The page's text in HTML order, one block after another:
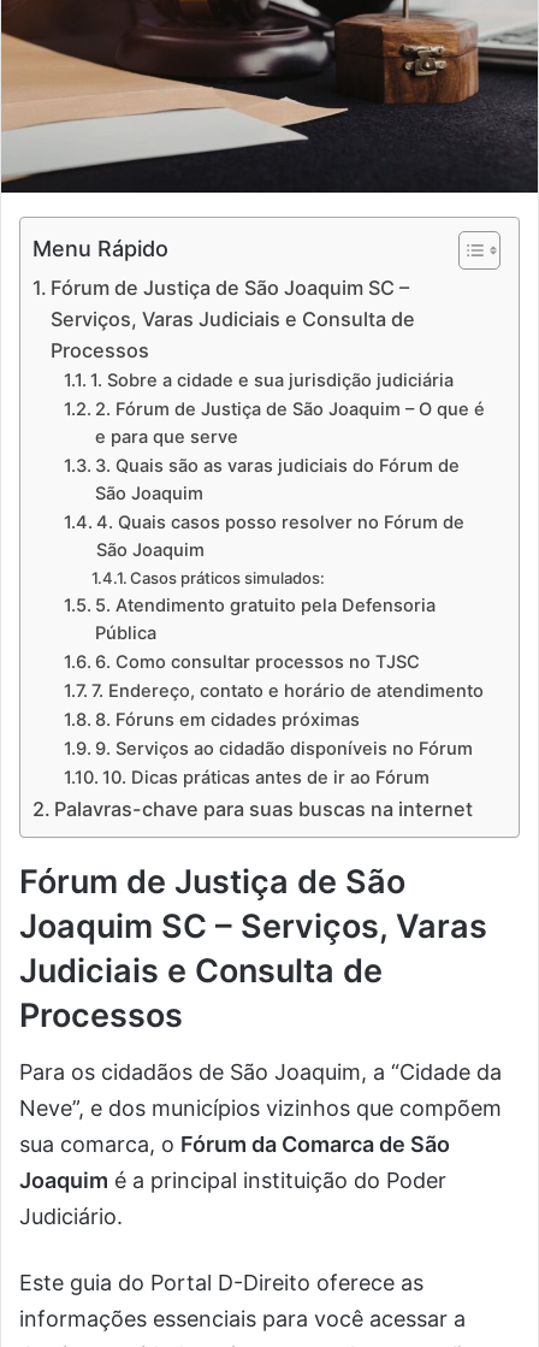
Menu Rápido
Fórum de Justiça de São Joaquim SC –
Serviços, Varas Judiciais e Consulta de
Processos
1. Sobre a cidade e sua jurisdição judiciária
2. Fórum de Justiça de São Joaquim – O que é
e para que serve
3. Quais são as varas judiciais do Fórum de
São Joaquim
4. Quais casos posso resolver no Fórum de
São Joaquim
Casos práticos simulados:
5. Atendimento gratuito pela Defensoria
Pública
6. Como consultar processos no TJSC
7. Endereço, contato e horário de atendimento
8. Fóruns em cidades próximas
9. Serviços ao cidadão disponíveis no Fórum
10. Dicas práticas antes de ir ao Fórum
Palavras-chave para suas buscas na internet
Fórum de Justiça de São
Joaquim SC – Serviços, Varas
Judiciais e Consulta de
Processos
Para os cidadãos de São Joaquim, a “Cidade da
Neve”, e dos municípios vizinhos que compõem
sua comarca, o Fórum da Comarca de São
Joaquim é a principal instituição do Poder
Judiciário.
Este guia do Portal D-Direito oferece as
informações essenciais para você acessar a